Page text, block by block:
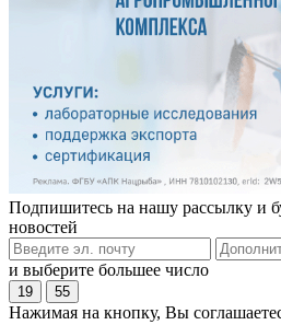
Подпишитесь на нашу рассылку и
новостей
и выберите большее число
19 55
Нажимая на кнопку, Вы